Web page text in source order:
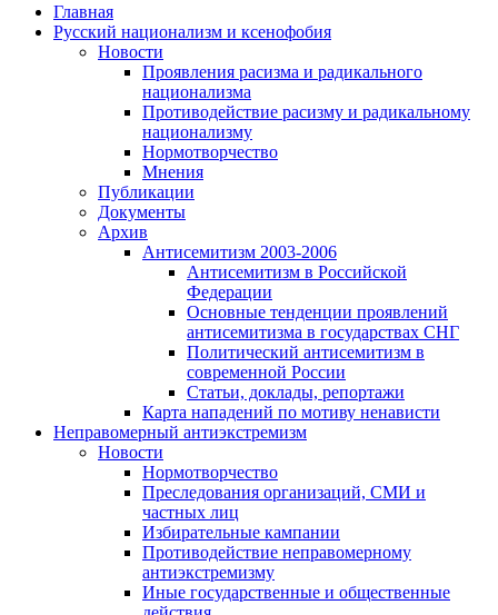
Главная
Русский национализм и ксенофобия
Новости
Проявления расизма и радикального
национализма
Противодействие расизму и радикальному
национализму
Нормотворчество
Мнения
Публикации
Документы
Архив
Антисемитизм 2003-2006
Антисемитизм в Российской
Федерации
Основные тенденции проявлений
антисемитизма в государствах СНГ
Политический антисемитизм в
современной России
Статьи, доклады, репортажи
Карта нападений по мотиву ненависти
Неправомерный антиэкстремизм
Новости
Нормотворчество
Преследования организаций, СМИ и
частных лиц
Избирательные кампании
Противодействие неправомерному
антиэкстремизму
Иные государственные и общественные